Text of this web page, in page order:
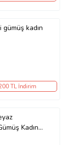
kadın
TL İndirim
Kadın